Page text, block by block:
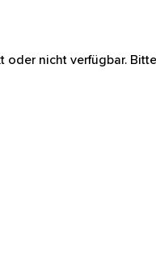
nicht verfügbar.